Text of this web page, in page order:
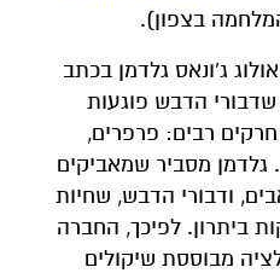
בצפון).
ג'ונאס גלדמן בכתב
שדבורי הדבש פוגעות
רבים: פרפרים,
גלדמן מסביר שמאביקים
ודבורי הדבש, שחיות
ביתרון. לפיכך, החברה
מבוססת שיקולים